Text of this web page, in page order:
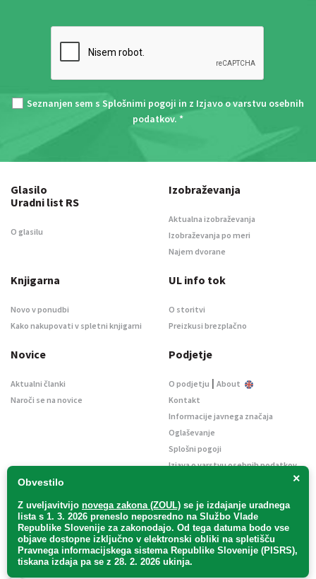
Seznanjen sem s Splošnimi pogoji in z Izjavo o varstvu osebnih
podatkov. *
×
Obvestilo
Z uveljavitvijo novega zakona (ZOUL) se je izdajanje uradnega
lista s 1. 3. 2026 preneslo neposredno na Službo Vlade
Republike Slovenije za zakonodajo. Od tega datuma bodo vse
objave dostopne izključno v elektronski obliki na spletišču
Pravnega informacijskega sistema Republike Slovenije (PISRS),
tiskana izdaja pa se z 28. 2. 2026 ukinja.
Glasilo
Uradni list RS
O glasilu
Izobraževanja
Aktualna izobraževanja
Izobraževanja po meri
Najem dvorane
Knjigarna
Novo v ponudbi
Kako nakupovati v spletni knjigarni
UL info tok
O storitvi
Preizkusi brezplačno
Novice
Aktualni članki
Naroči se na novice
Podjetje
O podjetju | About
Kontakt
Informacije javnega značaja
Oglaševanje
Splošni pogoji
Izjava o varstvu osebnih podatkov
Uradni list d. o. o. – v likvidaciji / Vse pravice pridržane.